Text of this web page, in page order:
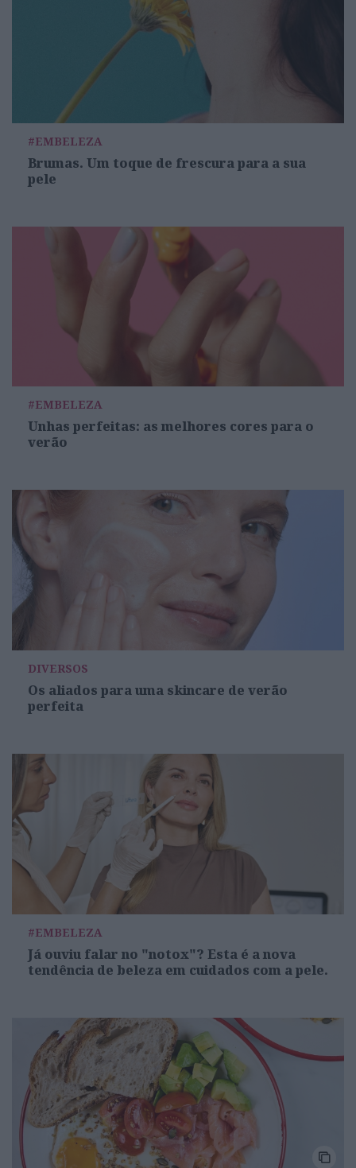
#EMBELEZA
Brumas. Um toque de frescura para a sua
pele
#EMBELEZA
Unhas perfeitas: as melhores cores para o
verão
DIVERSOS
Os aliados para uma skincare de verão
perfeita
#EMBELEZA
Já ouviu falar no "notox"? Esta é a nova
tendência de beleza em cuidados com a pele.